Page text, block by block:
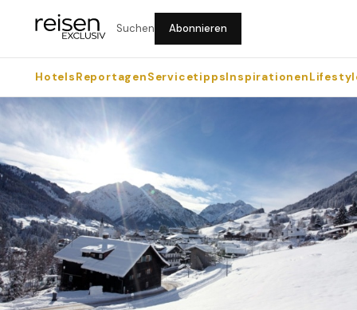
Suchen Abonnieren
HotelsReportagenServicetippsInspirationen